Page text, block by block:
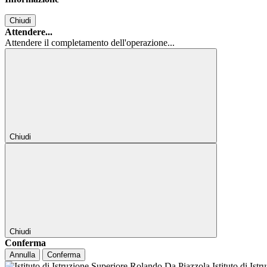
Chiudi
Attendere...
Attendere il completamento dell'operazione...
Chiudi
Chiudi
Conferma
Annulla Conferma